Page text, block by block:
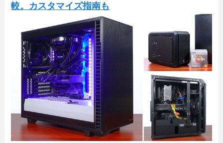
較。カスタマイズ指南も